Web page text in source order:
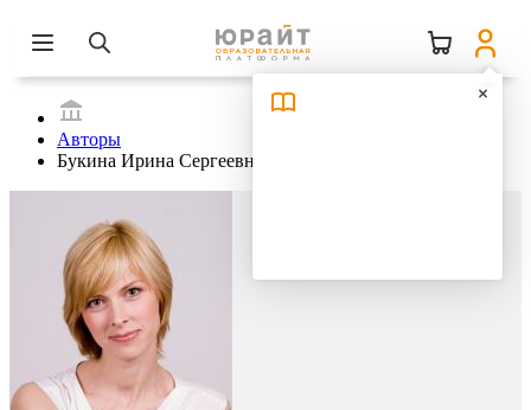
Авторы
Букина Ирина Сергеевна